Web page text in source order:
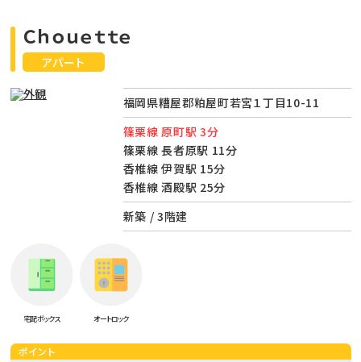
アパート
Ｃｈｏｕｅｔｔｅ
福岡県糟屋郡粕屋町若宮１丁目10-11
篠栗線 原町駅 3分
篠栗線 長者原駅 11分
香椎線 伊賀駅 15分
香椎線 酒殿駅 25分
新築 / 3階建
宅配ボックス オートロック
ポイント